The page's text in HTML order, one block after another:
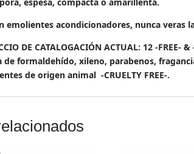
emolientes acondicionadores, nunca veras
DE CATALOGACIÓN ACTUAL: 12 -
de formaldehído, xileno, parabenos,
de origen animal -CRUELTY FREE-.